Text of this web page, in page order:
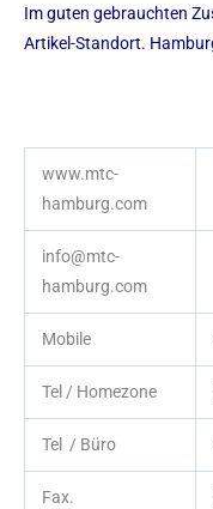
Im guten gebrauchten
Artikel-Standort.
www.mtc-
hamburg.com
info@mtc-
hamburg.com
Mobile
Tel / Homezone
Tel / Büro
Fax.